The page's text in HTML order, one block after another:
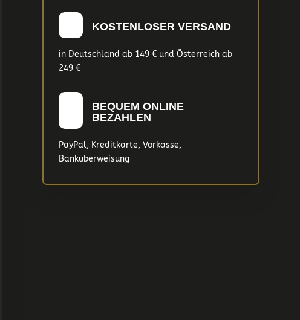
KOSTENLOSER VERSAND
in Deutschland ab 149 € und Österreich ab
249 €
BEQUEM ONLINE
BEZAHLEN
PayPal, Kreditkarte, Vorkasse,
Banküberweisung